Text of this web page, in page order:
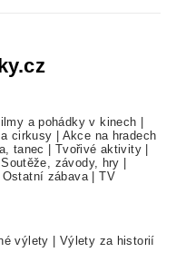
a pohádky v kinech
cirkusy
Akce na hradech
tanec Tvořivé aktivity
Soutěže, závody, hry
Ostatní zábava |TV
výlety
Výlety za historií